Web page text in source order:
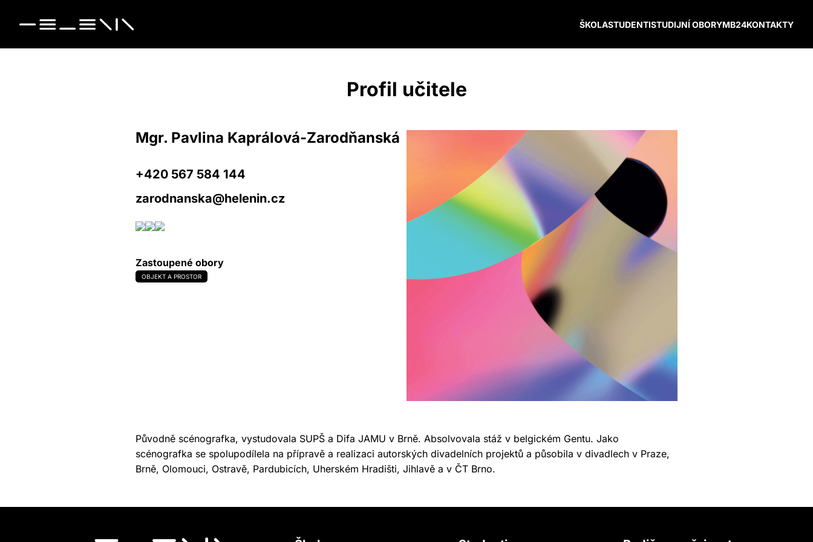
ŠKOLASTUDENTISTUDIJNÍ OBORYMB24KONTAKTY
Profil učitele
Mgr. Pavlina Kaprálová-Zarodňanská
+420 567 584 144
zarodnanska@helenin.cz
Zastoupené obory
OBJEKT A PROSTOR
Původně scénografka, vystudovala SUPŠ a Difa JAMU v Brně. Absolvovala stáž v belgickém Gentu. Jako
scénografka se spolupodílela na přípravě a realizaci autorských divadelních projektů a působila v divadlech v Praze,
Brně, Olomouci, Ostravě, Pardubicích, Uherském Hradišti, Jihlavě a v ČT Brno.